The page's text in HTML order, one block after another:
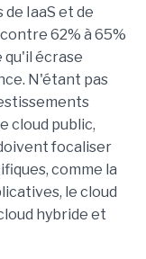
IaaS et de
62% à 65%
qu'il écrase
N'étant pas
cloud public,
focaliser
comme la
le cloud
hybride et